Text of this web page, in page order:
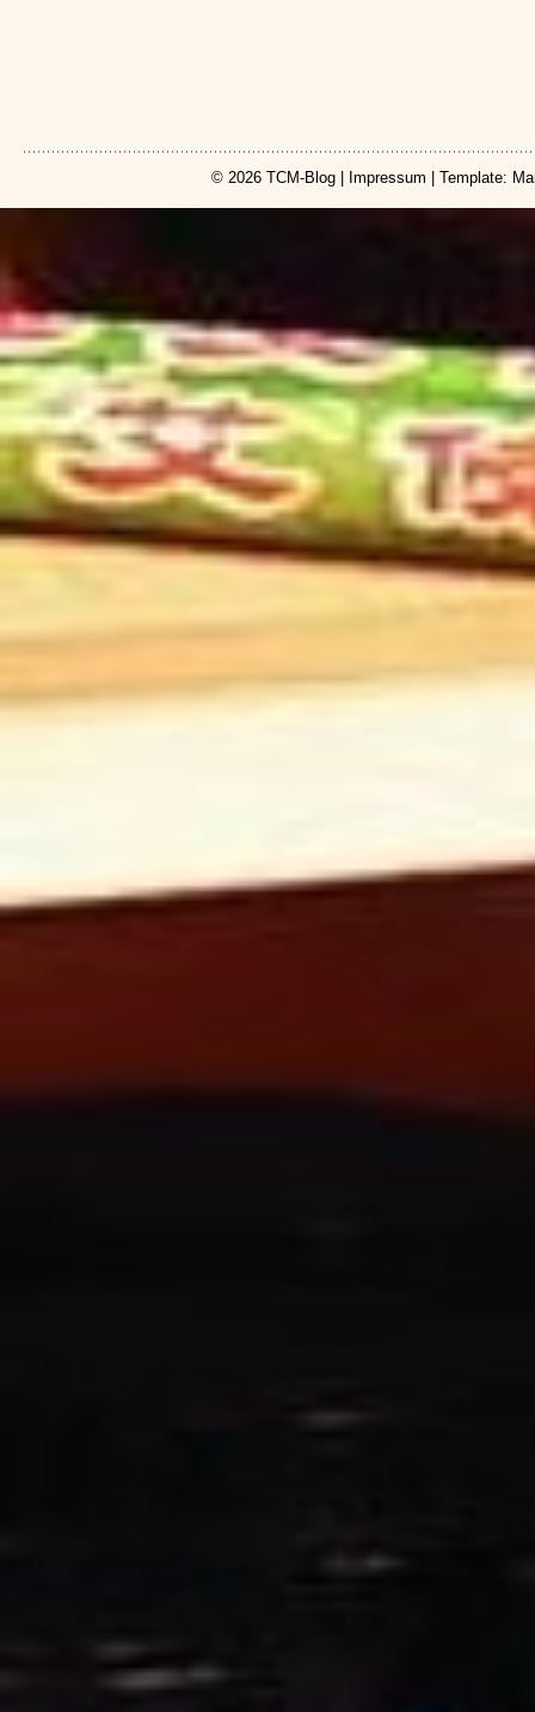
© 2026 TCM-Blog| Impressum | Template: